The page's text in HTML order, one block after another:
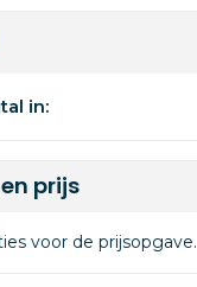
in:
prijs
voor de prijsopgave.